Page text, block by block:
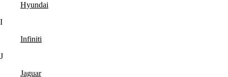
Hyundai
I
Infiniti
J
Jaguar